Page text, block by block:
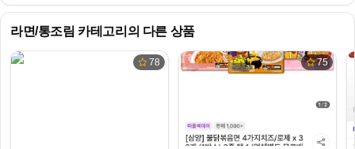
라면/통조림 카테고리의 다른 상품
78 75